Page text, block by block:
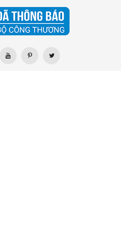
khi gặp sự cố, bảo hành
luôn là tiêu chuẩn hàng
phẩm:
Cửa đi xếp